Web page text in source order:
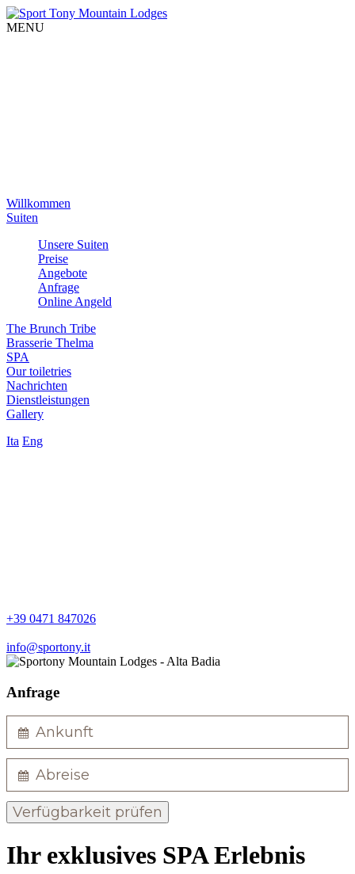
MENU
Willkommen
Suiten
Unsere Suiten
Preise
Angebote
Anfrage
Online Angeld
The Brunch Tribe
Brasserie Thelma
SPA
Our toiletries
Nachrichten
Dienstleistungen
Gallery
Ita Eng
+39 0471 847026
info@sportony.it
Anfrage
Verfügbarkeit prüfen
Ihr exklusives SPA Erlebnis